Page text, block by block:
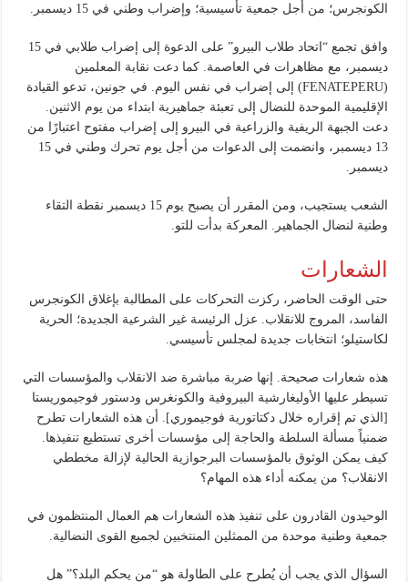
الكونجرس؛ من أجل جمعية تأسيسية؛ وإضراب وطني في 15 ديسمبر.
وافق تجمع “اتحاد طلاب البيرو” على الدعوة إلى إضراب طلابي في 15
ديسمبر، مع مظاهرات في العاصمة. كما دعت نقابة المعلمين
(FENATEPERU) إلى إضراب في نفس اليوم. في جونين، تدعو القيادة
الإقليمية الموحدة للنضال إلى تعبئة جماهيرية ابتداء من يوم الاثنين.
دعت الجبهة الريفية والزراعية في البيرو إلى إضراب مفتوح اعتبارًا من
13 ديسمبر، وانضمت إلى الدعوات من أجل يوم تحرك وطني في 15
ديسمبر.
الشعب يستجيب، ومن المقرر أن يصبح يوم 15 ديسمبر نقطة التقاء
وطنية لنضال الجماهير. المعركة بدأت للتو.
الشعارات
حتى الوقت الحاضر، ركزت التحركات على المطالبة بإغلاق الكونجرس
الفاسد، المروج للانقلاب. عزل الرئيسة غير الشرعية الجديدة؛ الحرية
لكاستيلو؛ انتخابات جديدة لمجلس تأسيسي.
هذه شعارات صحيحة. إنها ضربة مباشرة ضد الانقلاب والمؤسسات التي
تسيطر عليها الأوليغارشية البيروفية والكونغرس ودستور فوجيموريستا
[الذي تم إقراره خلال دكتاتورية فوجيموري]. أن هذه الشعارات تطرح
ضمنياً مسألة السلطة والحاجة إلى مؤسسات أخرى تستطيع تنفيذها.
كيف يمكن الوثوق بالمؤسسات البرجوازية الحالية لإزالة مخططي
الانقلاب؟ من يمكنه أداء هذه المهام؟
الوحيدون القادرون على تنفيذ هذه الشعارات هم العمال المنتظمون في
جمعية وطنية موحدة من الممثلين المنتخبين لجميع القوى النضالية.
السؤال الذي يجب أن يُطرح على الطاولة هو “من يحكم البلد؟” هل